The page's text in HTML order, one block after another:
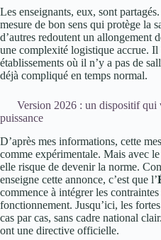
Les enseignants, eux, sont
mesure de bon sens qui protège la
d’autres redoutent un allongement
une complexité logistique accrue. Il
établissements où il n’y a pas de
déjà compliqué en temps normal.
Version 2026 : un dispositif qui
puissance
D’après mes informations, cette
comme expérimentale. Mais avec
elle risque de devenir la norme.
enseigne cette annonce, c’est que l’
commence à intégrer les
fonctionnement. Jusqu’ici, les
cas par cas, sans cadre national
ont une directive officielle.